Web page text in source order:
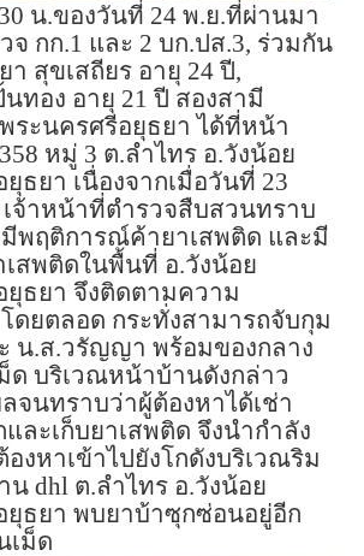
น.ของวันที่ 24 พ.ย.ที่ผ่านมา
จ กก.1 และ 2 บก.ปส.3, ร่วมกัน
สุขเสถียร อายุ 24 ปี,
ทอง อายุ 21 ปี สองสามี
ระนครศรีอยุธยา ได้ที่หน้า
หมู่ 3 ต.ลำไทร อ.วังน้อย
ธยา เนื่องจากเมื่อวันที่ 23
จ้าหน้าที่ตำรวจสืบสวนทราบ
พฤติการณ์ค้ายาเสพติด และมี
เสพติดในพื้นที่ อ.วังน้อย
ยุธยา จึงติดตามความ
ดยตลอด กระทั่งสามารถจับกุม
น.ส.วรัญญา พร้อมของกลาง
ด บริเวณหน้าบ้านดังกล่าว
จนทราบว่าผู้ต้องหาได้เช่า
และเก็บยาเสพติด จึงนำกำลัง
งหาเข้าไปยังโกดังบริเวณริม
น dhl ต.ลำไทร อ.วังน้อย
ยุธยา พบยาบ้าซุกซ่อนอยู่อีก
เม็ด